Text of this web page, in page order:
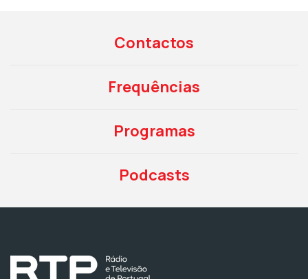
Contactos
Frequências
Programas
Podcasts